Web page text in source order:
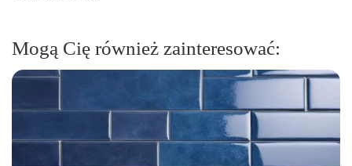
Mogą Cię również zainteresować: